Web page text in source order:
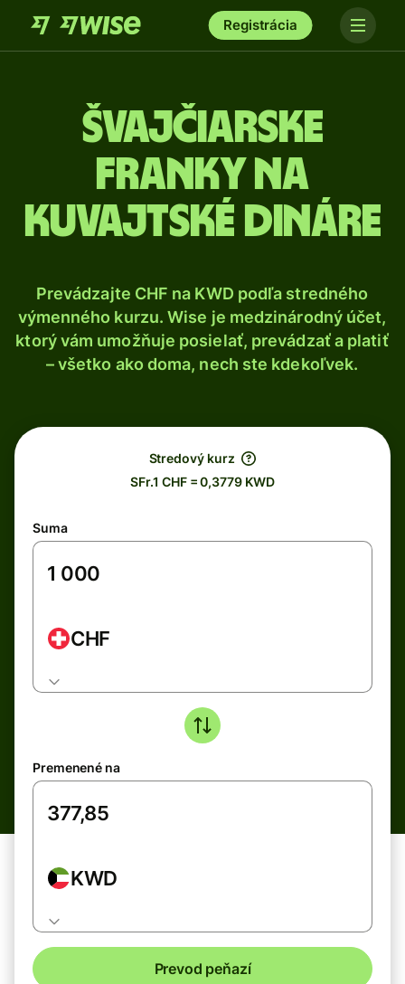
Registrácia
Švajčiarske
franky na
kuvajtské dináre
Prevádzajte CHF na KWD podľa stredného
výmenného kurzu. Wise je medzinárodný účet,
ktorý vám umožňuje posielať, prevádzať a platiť
– všetko ako doma, nech ste kdekoľvek.
Stredový kurz
SFr.1 CHF = 0,3779 KWD
Suma
CHF
Premenené na
KWD
Prevod peňazí